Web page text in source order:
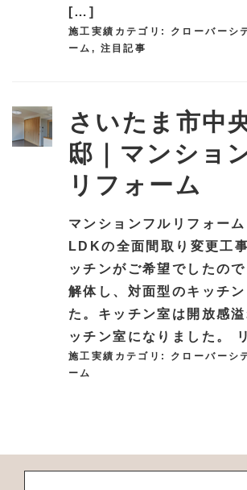
[…]
施工実績カテゴリ: クローバーシ
ーム , 注目記事
さいたま市中
邸｜マンショ
リフォーム
マンションフルリフォーム
LDKの全面間取り変更工
ッチンがご希望でしたの
解体し、対面型のキッチ
た。キッチン室は開放感
ッチン室になりました。
施工実績カテゴリ: クローバーシ
ーム